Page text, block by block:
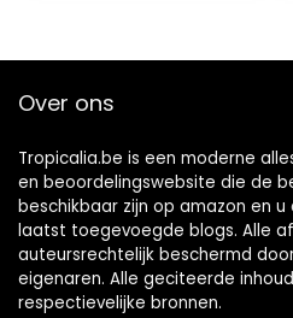
Over ons
Tropicalia.be is een moderne
en beoordelingswebsite die de
beschikbaar zijn op amazon en
laatst toegevoegde blogs. Alle
auteursrechtelijk beschermd
eigenaren. Alle geciteerde
respectievelijke bronnen.